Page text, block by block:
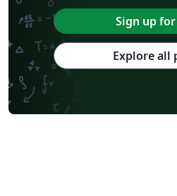
Sign up
Explore all